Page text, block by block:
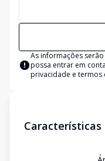
As informações
possa entrar em
privacidade e termos
Características